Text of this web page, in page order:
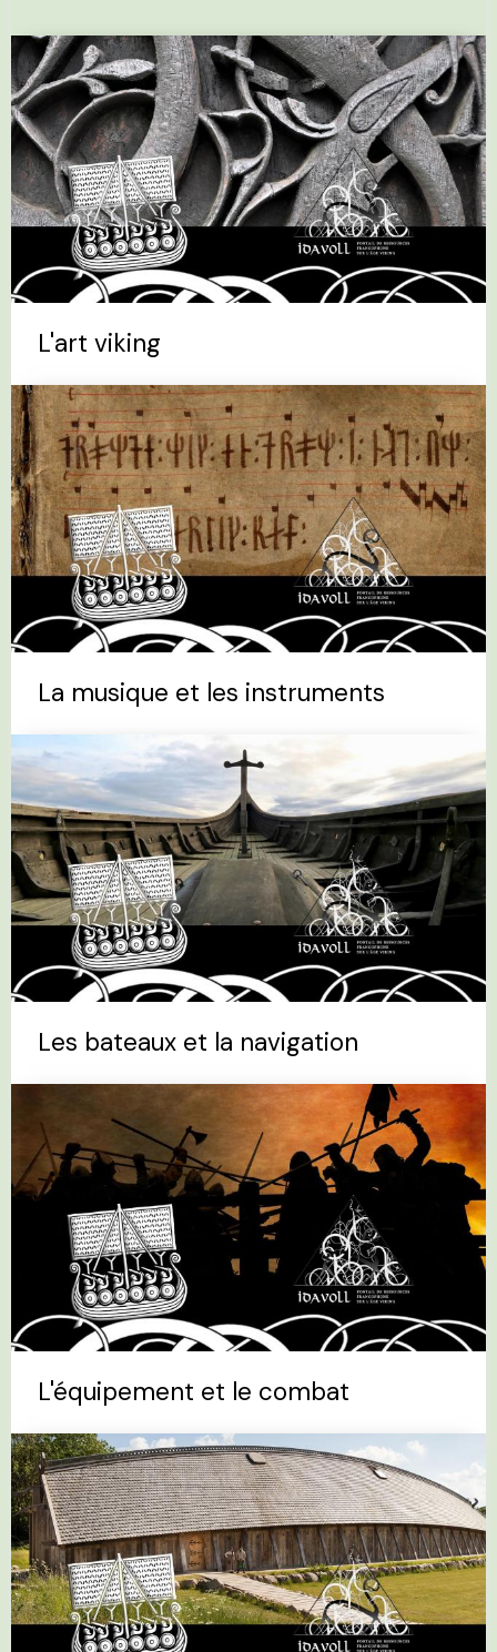
L'art viking
La musique et les instruments
Les bateaux et la navigation
L'équipement et le combat